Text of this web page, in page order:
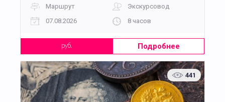
Маршрут
Экскурсовод
07.08.2026
8 часов
руб. Подробнее
441